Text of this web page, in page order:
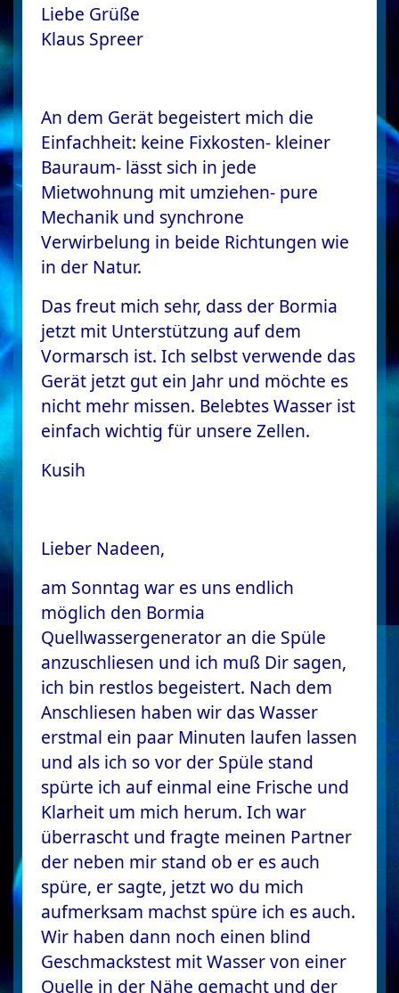
Liebe Grüße
Klaus Spreer
An dem Gerät begeistert mich die
Einfachheit: keine Fixkosten- kleiner
Bauraum- lässt sich in jede
Mietwohnung mit umziehen- pure
Mechanik und synchrone
Verwirbelung in beide Richtungen wie
in der Natur.
Das freut mich sehr, dass der Bormia
jetzt mit Unterstützung auf dem
Vormarsch ist. Ich selbst verwende das
Gerät jetzt gut ein Jahr und möchte es
nicht mehr missen. Belebtes Wasser ist
einfach wichtig für unsere Zellen.
Kusih
Lieber Nadeen,
am Sonntag war es uns endlich
möglich den Bormia
Quellwassergenerator an die Spüle
anzuschliesen und ich muß Dir sagen,
ich bin restlos begeistert. Nach dem
Anschliesen haben wir das Wasser
erstmal ein paar Minuten laufen lassen
und als ich so vor der Spüle stand
spürte ich auf einmal eine Frische und
Klarheit um mich herum. Ich war
überrascht und fragte meinen Partner
der neben mir stand ob er es auch
spüre, er sagte, jetzt wo du mich
aufmerksam machst spüre ich es auch.
Wir haben dann noch einen blind
Geschmackstest mit Wasser von einer
Quelle in der Nähe gemacht und der